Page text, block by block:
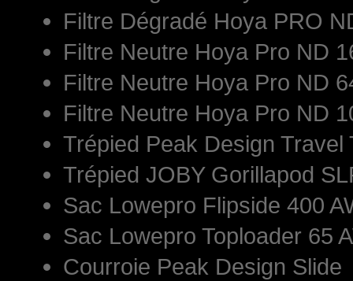
Filtre Dégradé Hoya PRO
Filtre Neutre Hoya Pro ND
Filtre Neutre Hoya Pro ND
Filtre Neutre Hoya Pro ND
Trépied Peak Design Travel
Trépied JOBY Gorillapod
Sac Lowepro Flipside 400
Sac Lowepro Toploader 65
Courroie Peak Design Slide